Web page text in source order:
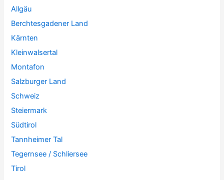
Allgäu
Berchtesgadener Land
Kärnten
Kleinwalsertal
Montafon
Salzburger Land
Schweiz
Steiermark
Südtirol
Tannheimer Tal
Tegernsee / Schliersee
Tirol